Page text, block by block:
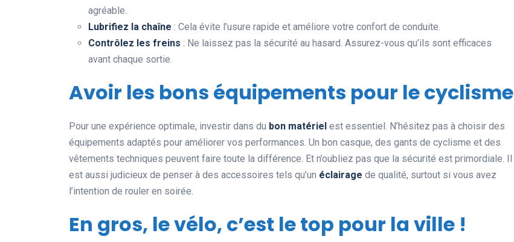
agréable.
Lubrifiez la chaîne : Cela évite l’usure rapide et améliore votre confort de conduite.
Contrôlez les freins : Ne laissez pas la sécurité au hasard. Assurez-vous qu’ils sont efficaces
avant chaque sortie.
Avoir les bons équipements pour le cyclisme
Pour une expérience optimale, investir dans du bon matériel est essentiel. N’hésitez pas à choisir des
équipements adaptés pour améliorer vos performances. Un bon casque, des gants de cyclisme et des
vêtements techniques peuvent faire toute la différence. Et n’oubliez pas que la sécurité est primordiale. Il
est aussi judicieux de penser à des accessoires tels qu’un éclairage de qualité, surtout si vous avez
l’intention de rouler en soirée.
En gros, le vélo, c’est le top pour la ville !